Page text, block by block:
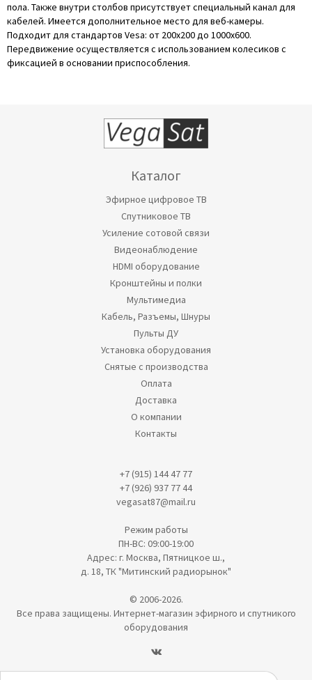
пола. Также внутри столбов присутствует специальный канал для
кабелей. Имеется дополнительное место для веб-камеры.
Подходит для стандартов Vesa: от 200х200 до 1000х600.
Передвижение осуществляется с использованием колесиков с
фиксацией в основании приспособления.
Каталог
Эфирное цифровое ТВ
Спутниковое ТВ
Усиление сотовой связи
Видеонаблюдение
HDMI оборудование
Кронштейны и полки
Мультимедиа
Кабель, Разъемы, Шнуры
Пульты ДУ
Установка оборудования
Снятые с производства
Оплата
Доставка
О компании
Контакты
+7 (915) 144 47 77
+7 (926) 937 77 44
vegasat87@mail.ru
Режим работы
ПН-ВС: 09:00-19:00
Адрес: г. Москва, Пятницкое ш.,
д. 18, ТК "Митинский радиорынок"
© 2006-2026.
Все права защищены. Интернет-магазин эфирного и спутникого
оборудования